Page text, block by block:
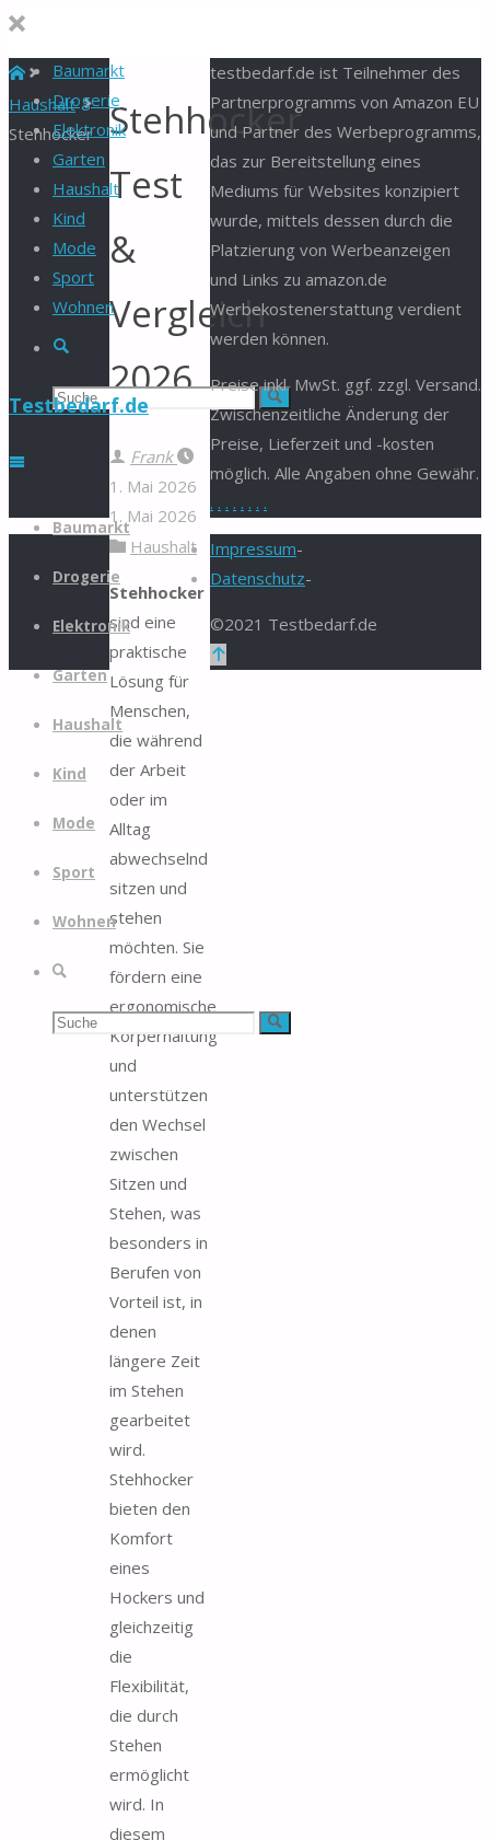
Baumarkt
Drogerie
Elektronik
Garten
Haushalt
Kind
Mode
Sport
Wohnen
Suche
Suchen Suche
Testbedarf.de
Zum
springen
Baumarkt
Drogerie
Elektronik
Garten
Haushalt
Kind
Mode
Sport
Wohnen
Suche
Suchen Suche
Start
Haushalt
Stehhocker
Stehhocker
Test
&
Vergleich
2026
Frank
1. Mai 2026
1. Mai 2026
Haushalt
Stehhocker
sind eine
praktische
Lösung für
Menschen,
die während
der Arbeit
oder im
Alltag
abwechselnd
sitzen und
stehen
möchten. Sie
fördern eine
ergonomische
Körperhaltung
und
unterstützen
den Wechsel
zwischen
Sitzen und
Stehen, was
besonders in
Berufen von
Vorteil ist, in
denen
längere Zeit
im Stehen
gearbeitet
wird.
Stehhocker
bieten den
Komfort
eines
Hockers und
gleichzeitig
die
Flexibilität,
die durch
Stehen
ermöglicht
wird. In
diesem
testbedarf.de ist Teilnehmer des
Partnerprogramms von Amazon EU
und Partner des Werbeprogramms,
das zur Bereitstellung eines
Mediums für Websites konzipiert
wurde, mittels dessen durch die
Platzierung von Werbeanzeigen
und Links zu amazon.de
Werbekostenerstattung verdient
werden können.
Preise inkl. MwSt. ggf. zzgl. Versand.
Zwischenzeitliche Änderung der
Preise, Lieferzeit und -kosten
möglich. Alle Angaben ohne Gewähr.
. . . . . . . .
Impressum-
Datenschutz-
©2021 Testbedarf.de
Zurück